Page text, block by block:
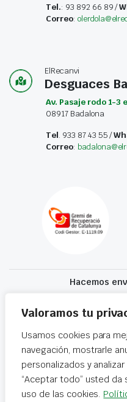
Valoramos tu
Usamos cookies para
navegación, mostrarle
personalizados y
“Aceptar todo” usted
uso de las cookies.
Tel.: 93 892 66 89 /
Correo:
ElRecanvi
Desguaces
Av. Pasaje rodo 1-3
08917 Badalona
Tel. 933 87 43 55 /
Correo:
Hacemos
Recibe tu
Desguaces El Recanvi 2026 ©